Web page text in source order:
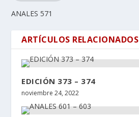
ANALES 571
ARTÍCULOS RELACIONADOS
EDICIÓN 373 – 374
noviembre 24, 2022